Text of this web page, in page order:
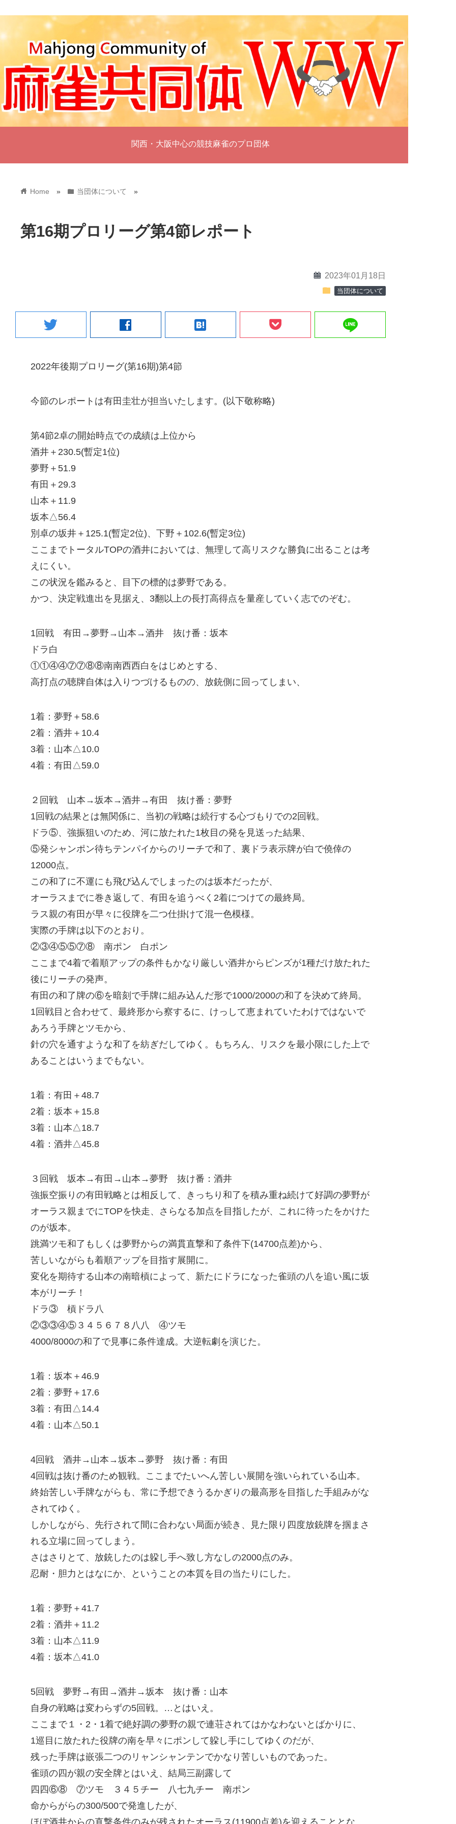
関西・大阪中心の競技麻雀のプロ団体
home Home » folder 当団体について »
第16期プロリーグ第4節レポート
calendar 2023年01月18日
folder 当団体について
twitter facebook hatenabookmark line
2022年後期プロリーグ(第16期)第4節
今節のレポートは有田圭壮が担当いたします。(以下敬称略)
第4節2卓の開始時点での成績は上位から
酒井＋230.5(暫定1位)
夢野＋51.9
有田＋29.3
山本＋11.9
坂本△56.4
別卓の坂井＋125.1(暫定2位)、下野＋102.6(暫定3位)
ここまでトータルTOPの酒井においては、無理して高リスクな勝負に出ることは考
えにくい。
この状況を鑑みると、目下の標的は夢野である。
かつ、決定戦進出を見据え、3翻以上の長打高得点を量産していく志でのぞむ。
1回戦 有田→夢野→山本→酒井 抜け番：坂本
ドラ白
①①④④⑦⑦⑧⑧南南西西白をはじめとする、
高打点の聴牌自体は入りつづけるものの、放銃側に回ってしまい、
1着：夢野＋58.6
2着：酒井＋10.4
3着：山本△10.0
4着：有田△59.0
２回戦 山本→坂本→酒井→有田 抜け番：夢野
1回戦の結果とは無関係に、当初の戦略は続行する心づもりでの2回戦。
ドラ⑤、強振狙いのため、河に放たれた1枚目の発を見送った結果、
⑤発シャンポン待ちテンパイからのリーチで和了、裏ドラ表示牌が白で僥倖の
12000点。
この和了に不運にも飛び込んでしまったのは坂本だったが、
オーラスまでに巻き返して、有田を追うべく2着につけての最終局。
ラス親の有田が早々に役牌を二つ仕掛けて混一色模様。
実際の手牌は以下のとおり。
②③④⑤⑤⑦⑧ 南ポン 白ポン
ここまで4着で着順アップの条件もかなり厳しい酒井からピンズが1種だけ放たれた
後にリーチの発声。
有田の和了牌の⑥を暗刻で手牌に組み込んだ形で1000/2000の和了を決めて終局。
1回戦目と合わせて、最終形から察するに、けっして恵まれていたわけではないで
あろう手牌とツモから、
針の穴を通すような和了を紡ぎだしてゆく。もちろん、リスクを最小限にした上で
あることはいうまでもない。
1着：有田＋48.7
2着：坂本＋15.8
3着：山本△18.7
4着：酒井△45.8
３回戦 坂本→有田→山本→夢野 抜け番：酒井
強振空振りの有田戦略とは相反して、きっちり和了を積み重ね続けて好調の夢野が
オーラス親までにTOPを快走、さらなる加点を目指したが、これに待ったをかけた
のが坂本。
跳満ツモ和了もしくは夢野からの満貫直撃和了条件下(14700点差)から、
苦しいながらも着順アップを目指す展開に。
変化を期待する山本の南暗槓によって、新たにドラになった雀頭の八を追い風に坂
本がリーチ！
ドラ③ 槓ドラ八
②③③④⑤３４５６７８八八 ④ツモ
4000/8000の和了で見事に条件達成。大逆転劇を演じた。
1着：坂本＋46.9
2着：夢野＋17.6
3着：有田△14.4
4着：山本△50.1
4回戦 酒井→山本→坂本→夢野 抜け番：有田
4回戦は抜け番のため観戦。ここまでたいへん苦しい展開を強いられている山本。
終始苦しい手牌ながらも、常に予想できうるかぎりの最高形を目指した手組みがな
されてゆく。
しかしながら、先行されて間に合わない局面が続き、見た限り四度放銃牌を掴まさ
れる立場に回ってしまう。
さはさりとて、放銃したのは躱し手へ致し方なしの2000点のみ。
忍耐・胆力とはなにか、ということの本質を目の当たりにした。
1着：夢野＋41.7
2着：酒井＋11.2
3着：山本△11.9
4着：坂本△41.0
5回戦 夢野→有田→酒井→坂本 抜け番：山本
自身の戦略は変わらずの5回戦。…とはいえ。
ここまで１・2・1着で絶好調の夢野の親で連荘されてはかなわないとばかりに、
1巡目に放たれた役牌の南を早々にポンして躱し手にしてゆくのだが、
残った手牌は嵌張二つのリャンシャンテンでかなり苦しいものであった。
雀頭の四が親の安全牌とはいえ、結局三副露して
四四⑥⑧ ⑦ツモ ３４５チー 八七九チー 南ポン
命からがらの300/500で発進したが、
ほぼ酒井からの直撃条件のみが残されたオーラス(11900点差)を迎えることとな